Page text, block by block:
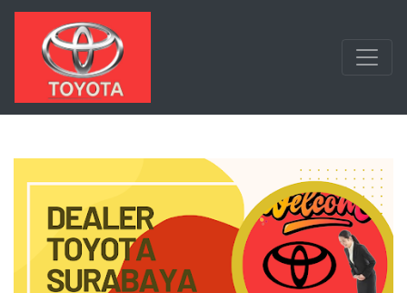
Langsung ke konten utama